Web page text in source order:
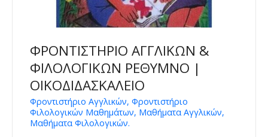
ΦΡΟΝΤΙΣΤΗΡΙΟ ΑΓΓΛΙΚΩΝ &
ΦΙΛΟΛΟΓΙΚΩΝ ΡΕΘΥΜΝΟ |
ΟΙΚΟΔΙΔΑΣΚΑΛΕΙΟ
Φροντιστήριο Αγγλικών, Φροντιστήριο
Φιλολογικών Μαθημάτων, Μαθήματα Αγγλικών,
Μαθήματα Φιλολογικών.